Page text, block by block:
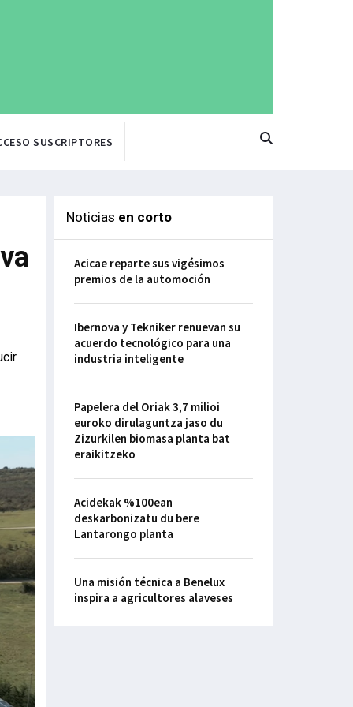
SUSCRIPTORES
Noticias en corto
Acicae reparte sus vigésimos
premios de la automoción
Ibernova y Tekniker renuevan su
acuerdo tecnológico para una
industria inteligente
Papelera del Oriak 3,7 milioi
euroko dirulaguntza jaso du
Zizurkilen biomasa planta bat
eraikitzeko
Acidekak %100ean
deskarbonizatu du bere
Lantarongo planta
Una misión técnica a Benelux
inspira a agricultores alaveses